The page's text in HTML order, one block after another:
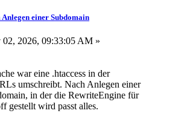
einer Subdomain
02, 2026, 09:33:05 AM »
war eine .htaccess in der
umschreibt. Nach Anlegen einer
in der die RewriteEngine für
gestellt wird passt alles.